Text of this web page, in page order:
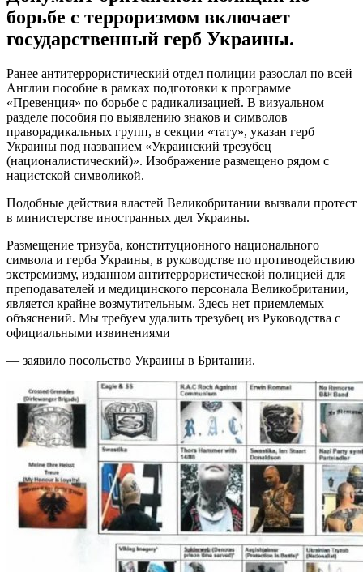
борьбе с терроризмом включает
государственный герб Украины.
Ранее антитеррористический отдел полиции разослал по всей
Англии пособие в рамках подготовки к программе
«Превенция» по борьбе с радикализацией. В визуальном
разделе пособия по выявлению знаков и символов
праворадикальных групп, в секции «тату», указан герб
Украины под названием «Украинский трезубец
(националистический)». Изображение размещено рядом с
нацистской символикой.
Подобные действия властей Великобритании вызвали протест
в министерстве иностранных дел Украины.
Размещение тризуба, конституционного национального
символа и герба Украины, в руководстве по противодействию
экстремизму, изданном антитеррористической полицией для
преподавателей и медицинского персонала Великобритании,
является крайне возмутительным. Здесь нет приемлемых
объяснений. Мы требуем удалить трезубец из Руководства с
официальными извинениями
— заявило посольство Украины в Британии.